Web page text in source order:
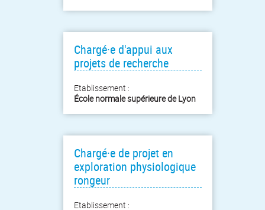
Chargé·e d'appui aux
projets de recherche
Etablissement :
École normale supérieure de Lyon
Chargé·e de projet en
exploration physiologique
rongeur
Etablissement :